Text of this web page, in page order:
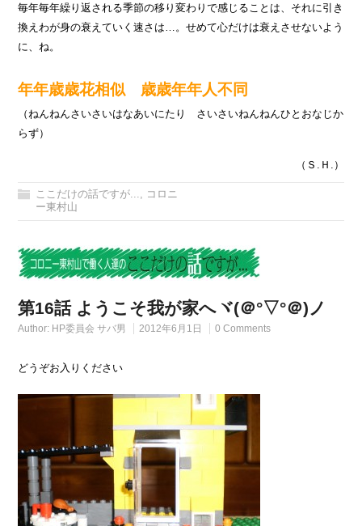
毎年毎年繰り返される季節の移り変わりで感じることは、それに引き
換えわが身の衰えていく速さは…。せめて心だけは衰えさせないよう
に、ね。
年年歳歳花相似 歳歳年年人不同
（ねんねんさいさいはなあいにたり さいさいねんねんひとおなじか
らず）
（Ｓ.Ｈ.）
ここだけの話ですが...
コロニ
ー東村山
第16話 ようこそ我が家へヾ(＠°▽°＠)ノ
Author: HP委員会 サバ男 2012年6月1日 0 Comments
どうぞお入りください